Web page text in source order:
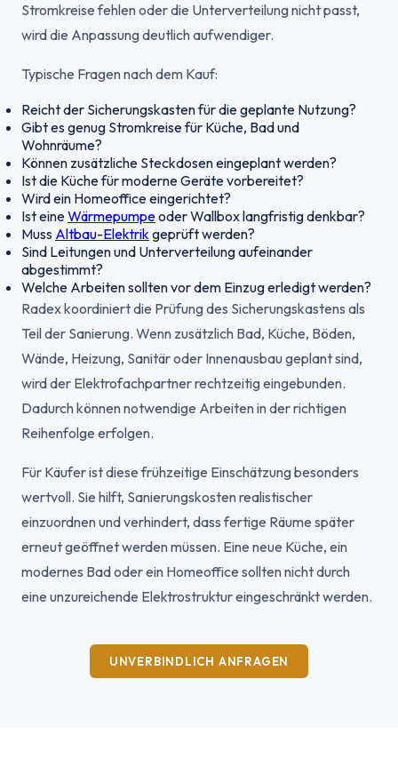
Stromkreise fehlen oder die Unterverteilung nicht passt,
wird die Anpassung deutlich aufwendiger.
Typische Fragen nach dem Kauf:
Reicht der Sicherungskasten für die geplante Nutzung?
Gibt es genug Stromkreise für Küche, Bad und
Wohnräume?
Können zusätzliche Steckdosen eingeplant werden?
Ist die Küche für moderne Geräte vorbereitet?
Wird ein Homeoffice eingerichtet?
Ist eineWärmepumpeoder Wallbox langfristig denkbar?
Muss Altbau-Elektrikgeprüft werden?
Sind Leitungen und Unterverteilung aufeinander
abgestimmt?
Welche Arbeiten sollten vor dem Einzug erledigt werden?
Radex koordiniert die Prüfung des Sicherungskastens als
Teil der Sanierung. Wenn zusätzlich Bad, Küche, Böden,
Wände, Heizung, Sanitär oder Innenausbau geplant sind,
wird der Elektrofachpartner rechtzeitig eingebunden.
Dadurch können notwendige Arbeiten in der richtigen
Reihenfolge erfolgen.
Für Käufer ist diese frühzeitige Einschätzung besonders
wertvoll. Sie hilft, Sanierungskosten realistischer
einzuordnen und verhindert, dass fertige Räume später
erneut geöffnet werden müssen. Eine neue Küche, ein
modernes Bad oder ein Homeoffice sollten nicht durch
eine unzureichende Elektrostruktur eingeschränkt werden.
UNVERBINDLICH ANFRAGEN